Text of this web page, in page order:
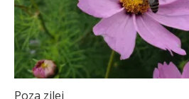
Poza zilei